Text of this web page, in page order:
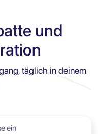
und
täglich in deinem